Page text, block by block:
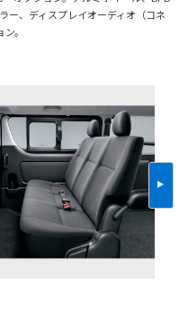
ー、ディスプレイオーディオ（コネ
。